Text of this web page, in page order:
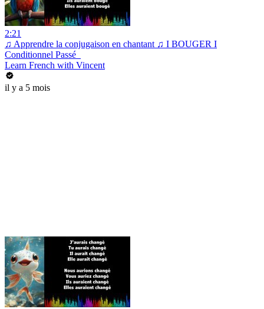
2:21
♫ Apprendre la conjugaison en chantant ♫ I BOUGER I
Conditionnel Passé_
Learn French with Vincent
il y a 5 mois